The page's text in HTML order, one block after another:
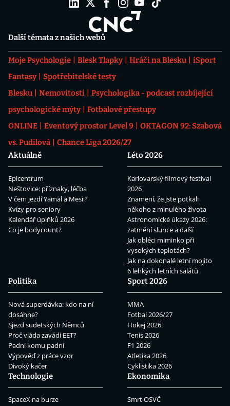
Další témata z našich webů
Moje Psychologie Blesk Tlapky Hráči na Blesku
iSport
Fantasy
Spotřebitelské testy
Blesku
Nemovitosti
Psychologika - podcast rozbíjející
psychologické mýty
Fotbalové přestupy
ONLINE
Eventový prostor Level 9
OKTAGON 92: Szabová
vs. Pudilová
Chance Liga 2026/27
Aktuálně
Epicentrum
Neštovice: příznaky, léčba
V čem jezdí Yamal a Mesii?
Kvízy pro seniory
Kalendář úplňků 2026
Co je bodycount?
Léto 2026
Karlovarský filmový festival
2026
Znamení, že jste potkali
někoho z minulého života
Astronomické úkazy 2026:
zatmění slunce a další
Jak obléci miminko při
vysokých teplotách?
Jak na dokonalé letní mojito
6 lehkých letních salátů
Politika
Nová superdávka: kdo na ní
dosáhne?
Sjezd sudetských Němců
Proč vláda zavádí EET?
Padni komu padni
Výpověď z práce vzor
Divoký kačer
Sport 2026
MMA
Fotbal 2026/27
Hokej 2026
Tenis 2026
F1 2026
Atletika 2026
Cyklistika 2026
Technologie
SpaceX na burze
Ekonomika
Smrt OSVČ